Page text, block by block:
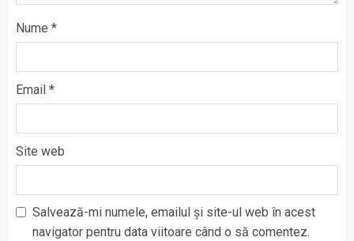
Nume *
Email *
Site web
Salvează-mi numele, emailul și site-ul web în acest
navigator pentru data viitoare când o să comentez.